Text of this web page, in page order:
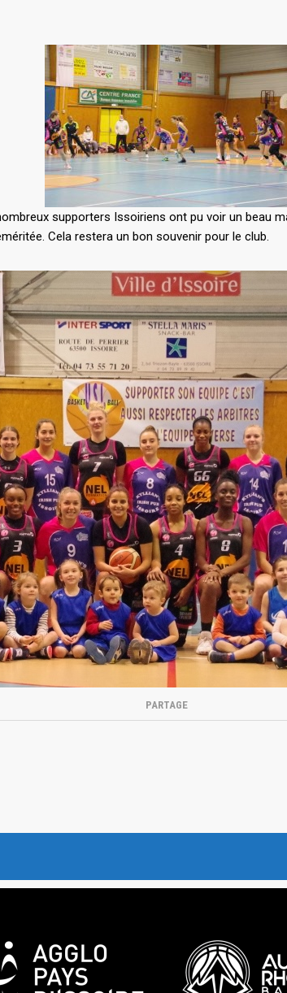
supporters Issoiriens ont pu voir un beau
Cela restera un bon souvenir pour le club.
PARTAGE